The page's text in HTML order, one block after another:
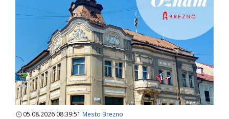
05.08.2026 08:39:51 Mesto Brezno